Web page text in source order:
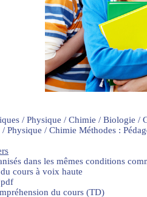
/ Physique / Chimie / Biologie /
Physique / Chimie Méthodes :
dans les mêmes conditions
cours à voix haute
du cours (TD)